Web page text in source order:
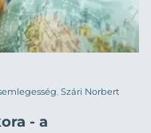
Szári Norbert
- a